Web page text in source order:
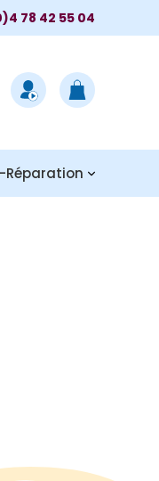
78 42 55 04
Réparation